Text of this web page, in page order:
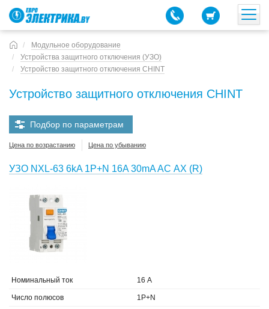
Модульное оборудование
Устройства защитного отключения (УЗО)
Устройство защитного отключения CHINT
Устройство защитного отключения CHINT
Подбор по параметрам
Цена по возрастанию Цена по убыванию
УЗО NXL-63 6kA 1P+N 16A 30mA AC АХ (R)
Номинальный ток 16 А
Число полюсов 1P+N